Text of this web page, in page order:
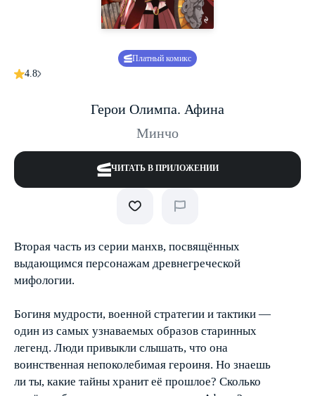
Платный комикс
4.8
Герои Олимпа. Афина
Минчо
ЧИТАТЬ В ПРИЛОЖЕНИИ
Вторая часть из серии манхв, посвящённых
выдающимся персонажам древнегреческой
мифологии.
Богиня мудрости, военной стратегии и тактики —
один из самых узнаваемых образов старинных
легенд. Люди привыкли слышать, что она
воинственная непоколебимая героиня. Но знаешь
ли ты, какие тайны хранит её прошлое? Сколько